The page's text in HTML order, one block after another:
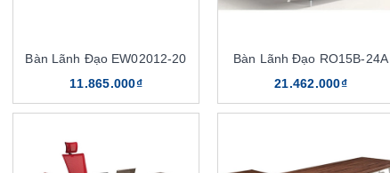
Bàn Lãnh Đạo EW02012-20
11.865.000₫
Bàn Lãnh Đạo RO15B-24A
21.462.000₫